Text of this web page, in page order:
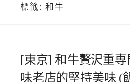
標籤: 和牛
[東京] 和牛贅沢重
味老店的堅持美味 (